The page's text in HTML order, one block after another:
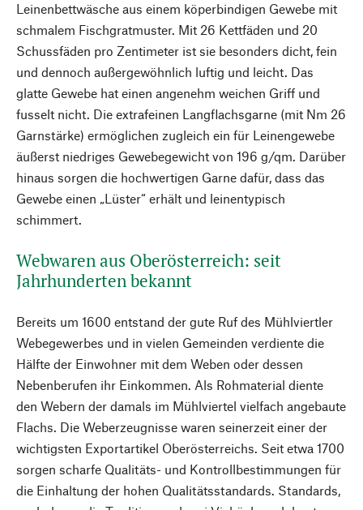
Leinenbettwäsche aus einem köperbindigen Gewebe mit
schmalem Fischgratmuster. Mit 26 Kettfäden und 20
Schussfäden pro Zentimeter ist sie besonders dicht, fein
und dennoch außergewöhnlich luftig und leicht. Das
glatte Gewebe hat einen angenehm weichen Griff und
fusselt nicht. Die extrafeinen Langflachsgarne (mit Nm 26
Garnstärke) ermöglichen zugleich ein für Leinengewebe
äußerst niedriges Gewebegewicht von 196 g/qm. Darüber
hinaus sorgen die hochwertigen Garne dafür, dass das
Gewebe einen „Lüster“ erhält und leinentypisch
schimmert.
Webwaren aus Oberösterreich: seit
Jahrhunderten bekannt
Bereits um 1600 entstand der gute Ruf des Mühlviertler
Webegewerbes und in vielen Gemeinden verdiente die
Hälfte der Einwohner mit dem Weben oder dessen
Nebenberufen ihr Einkommen. Als Rohmaterial diente
den Webern der damals im Mühlviertel vielfach angebaute
Flachs. Die Weberzeugnisse waren seinerzeit einer der
wichtigsten Exportartikel Oberösterreichs. Seit etwa 1700
sorgen scharfe Qualitäts- und Kontrollbestimmungen für
die Einhaltung der hohen Qualitätsstandards. Standards,